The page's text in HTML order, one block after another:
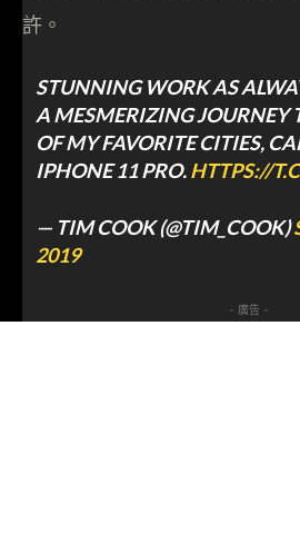
許。
STUNNING WORK AS
A MESMERIZING JOURNEY
OF MY FAVORITE CITIES,
IPHONE 11 PRO.HTTPS://
— TIM COOK (@TIM_COOK)
2019
- 廣告 -